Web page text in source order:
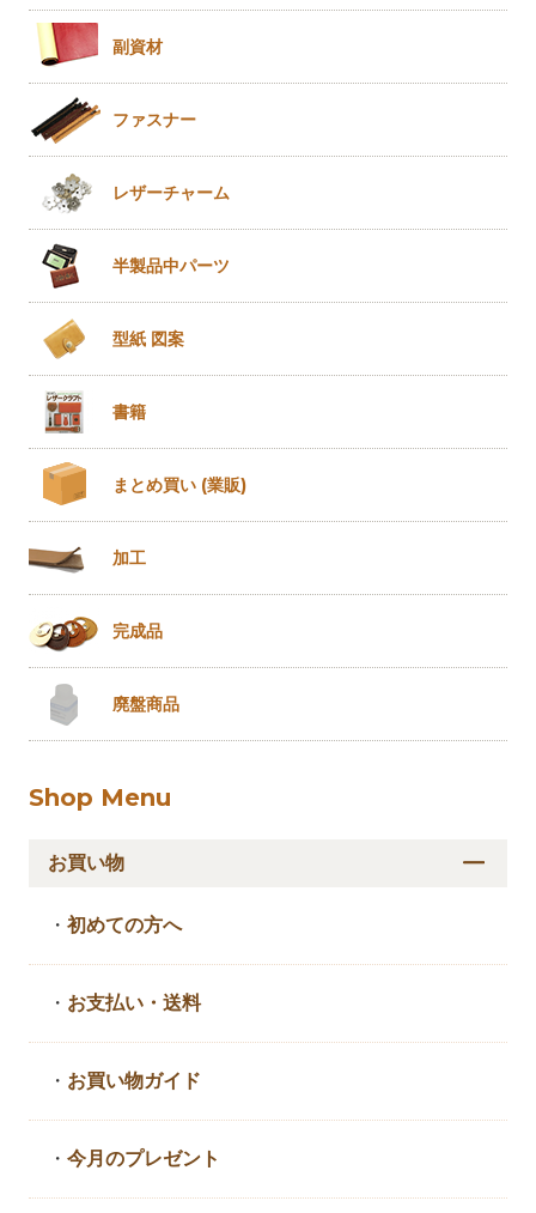
副資材
ファスナー
レザーチャーム
半製品中パーツ
型紙 図案
書籍
まとめ買い (業販)
加工
完成品
廃盤商品
Shop Menu
お買い物
・初めての方へ
・ お支払い・送料
・ お買い物ガイド
・今月のプレゼント